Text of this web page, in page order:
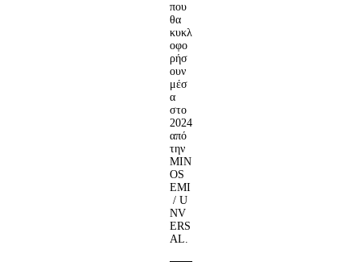
που
θα
κυκλ
οφο
ρήσ
ουν
μέσ
α
στο
2024
από
την
MIN
OS
EMI
/ U
NV
ERS
AL.